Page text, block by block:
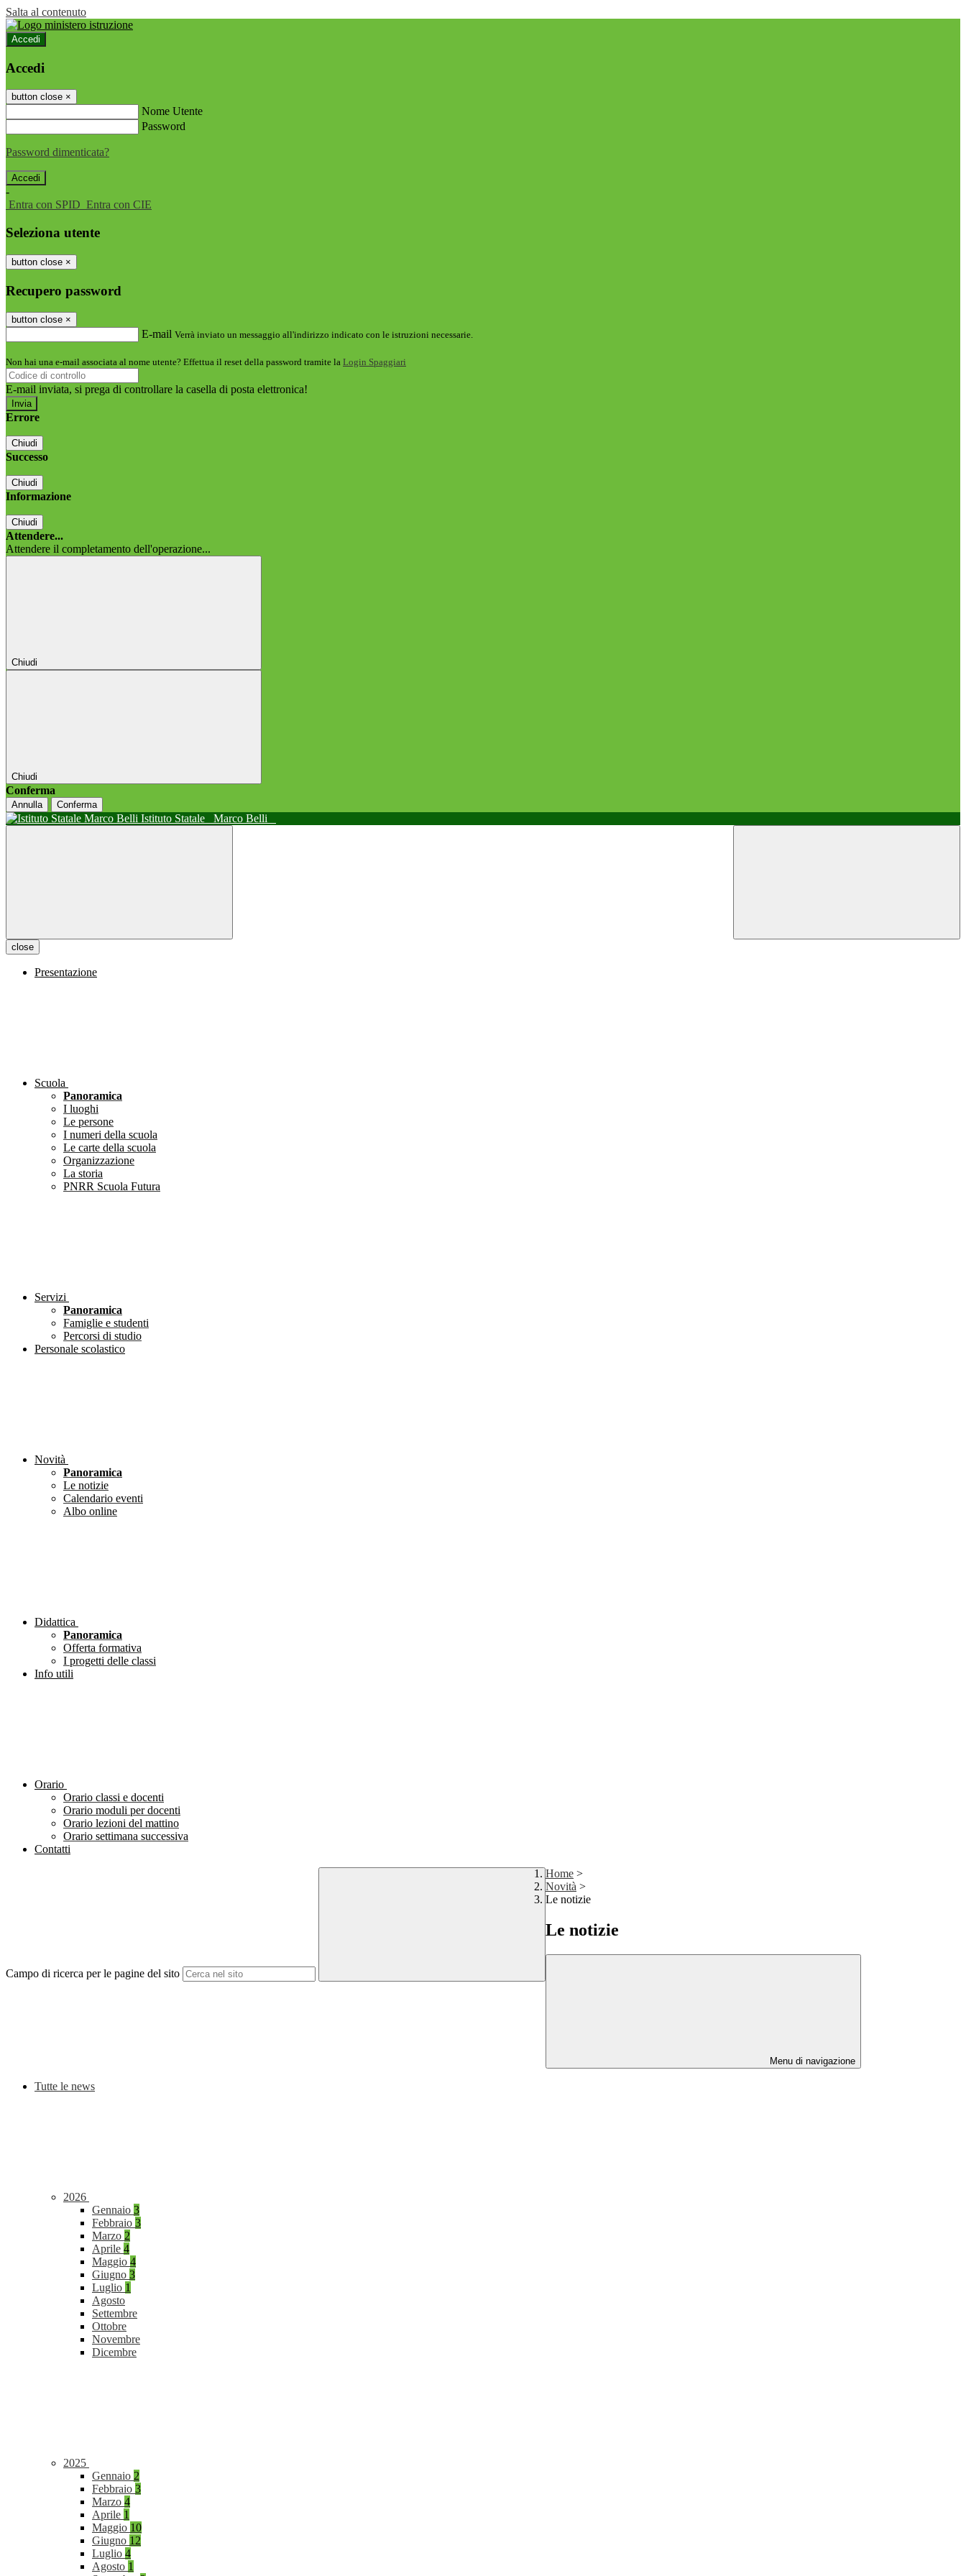
Salta al contenuto
Accedi
Accedi
button close ×
Nome Utente
Password
Password dimenticata?
-
Entra con SPID Entra con CIE
Seleziona utente
button close ×
Recupero password
button close ×
E-mail Verrà inviato un messaggio all'indirizzo indicato con le istruzioni necessarie.
Non hai una e-mail associata al nome utente? Effettua il reset della password tramite la Login Spaggiari
E-mail inviata, si prega di controllare la casella di posta elettronica!
Errore
Chiudi
Successo
Chiudi
Informazione
Chiudi
Attendere...
Attendere il completamento dell'operazione...
Chiudi
Chiudi
Conferma
Annulla Conferma
Istituto Statale Marco Belli
close
Presentazione
Scuola
Panoramica
I luoghi
Le persone
I numeri della scuola
Le carte della scuola
Organizzazione
La storia
PNRR Scuola Futura
Servizi
Panoramica
Famiglie e studenti
Percorsi di studio
Personale scolastico
Novità
Panoramica
Le notizie
Calendario eventi
Albo online
Didattica
Panoramica
Offerta formativa
I progetti delle classi
Info utili
Orario
Orario classi e docenti
Orario moduli per docenti
Orario lezioni del mattino
Orario settimana successiva
Contatti
Campo di ricerca per le pagine del sito
Home >
Novità >
Le notizie
Le notizie
Menu di navigazione
Tutte le news
2026
Gennaio 3
Febbraio 3
Marzo 2
Aprile 4
Maggio 4
Giugno 3
Luglio 1
Agosto
Settembre
Ottobre
Novembre
Dicembre
2025
Gennaio 2
Febbraio 3
Marzo 4
Aprile 1
Maggio 10
Giugno 12
Luglio 4
Agosto 1